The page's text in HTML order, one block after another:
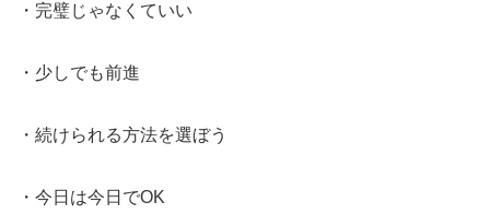
・完璧じゃなくていい
・少しでも前進
・続けられる方法を選ぼう
・今日は今日でOK